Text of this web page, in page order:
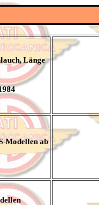
Länge
Modellen ab